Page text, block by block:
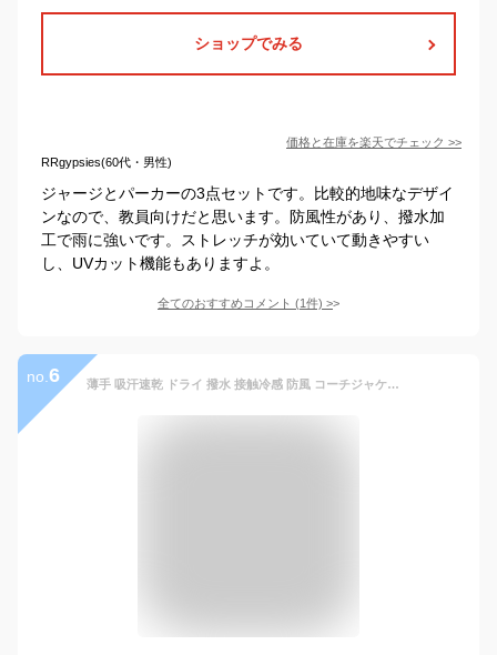
ショップでみる
価格と在庫を楽天でチェック >>
RRgypsies(60代・男性)
ジャージとパーカーの3点セットです。比較的地味なデザイ
ンなので、教員向けだと思います。防風性があり、撥水加
工で雨に強いです。ストレッチが効いていて動きやすい
し、UVカット機能もありますよ。
全てのおすすめコメント (1件) >
no. 6 薄手 吸汗速乾 ドライ 撥水 接触冷感 防風 コーチジャケット メンズ マウンテンパーカー ウィンドブレーカー 秋ジャケット